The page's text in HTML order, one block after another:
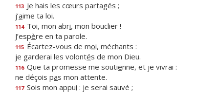
113 Je hais les cœurs partagés ;
j’aime ta loi.
114 Toi, mon abri, mon bouclier !
J’espère en ta parole.
115 Écartez-vous de moi, méchants :
je garderai les volontés de mon Dieu.
116 Que ta promesse me soutienne, et je vivrai :
ne déçois pas mon attente.
117 Sois mon appui : je serai sauvé ;